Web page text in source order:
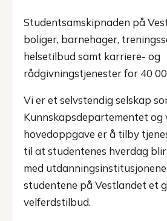
Studentsamskipnaden på
boliger, barnehager,
helsetilbud samt karriere- og
rådgivningstjenester for 40
Vi er et selvstendig selskap
Kunnskapsdepartementet og
hovedoppgave er å tilby
til at studentenes hverdag blir
med
studentene på Vestlandet et
velferdstilbud.